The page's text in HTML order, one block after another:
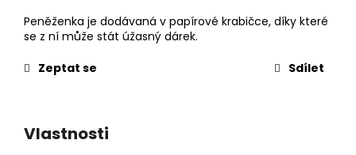
Peněženka je dodávaná v papírové krabičce, díky které
se z ní může stát úžasný dárek.
Zeptat se
Sdílet
Vlastnosti